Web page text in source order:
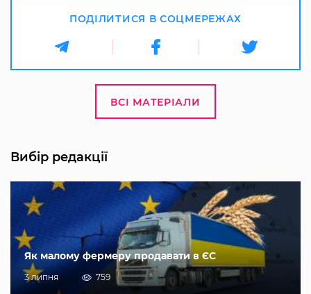
ПОДІЛИТИСЯ В СОЦМЕРЕЖАХ
ВСІ МАТЕРІАЛИ
Вибір редакції
Як малому фермеру продавати в ЄС
3 липня 759